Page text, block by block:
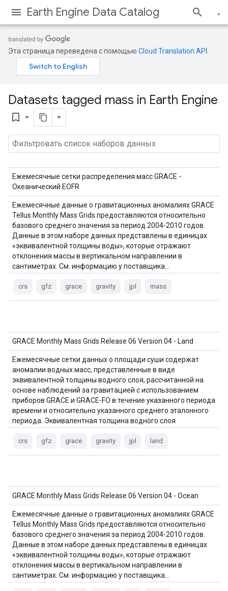
Earth Engine Data Catalog
Эта страница переведена с помощью Cloud Translation API
Datasets tagged mass in Earth Engine
bookmark_border
Ежемесячные сетки распределения масс GRACE -
Океанический EOFR
Ежемесячные данные о гравитационных аномалиях GRACE
Tellus Monthly Mass Grids предоставляются относительно
базового среднего значения за период 2004-2010 годов.
Данные в этом наборе данных представлены в единицах
«эквивалентной толщины воды», которые отражают
отклонения массы в вертикальном направлении в
сантиметрах. См. информацию у поставщика…
crs gfz grace gravity jpl mass
GRACE Monthly Mass Grids Release 06 Version 04 - Land
Ежемесячные сетки данных о площади суши содержат
аномалии водных масс, представленные в виде
эквивалентной толщины водного слоя, рассчитанной на
основе наблюдений за гравитацией с использованием
приборов GRACE и GRACE-FO в течение указанного периода
времени и относительно указанного среднего эталонного
периода. Эквивалентная толщина водного слоя
вод…
crs gfz grace gravity jpl land
GRACE Monthly Mass Grids Release 06 Version 04 - Ocean
Ежемесячные данные о гравитационных аномалиях GRACE
Tellus Monthly Mass Grids предоставляются относительно
базового среднего значения за период 2004-2010 годов.
Данные в этом наборе данных представлены в единицах
«эквивалентной толщины воды», которые отражают
отклонения массы в вертикальном направлении в
сантиметрах. См. информацию у поставщика…